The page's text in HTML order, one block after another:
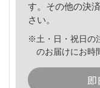
す。その他の決
さい。
※土・日・祝日の
のお届けにお時
即